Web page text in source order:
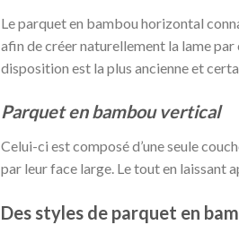
Le parquet en bambou horizontal
afin de créer naturellement la lame
disposition est la plus ancienne et
Parquet en bambou vertical
Celui-ci est composé d’une seule
par leur face large. Le tout en laissant
Des styles de parquet en